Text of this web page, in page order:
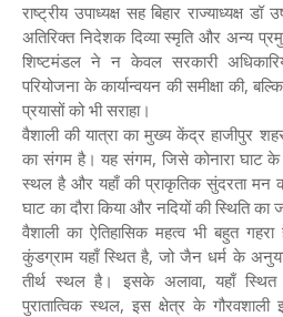
राष्ट्रीय उपाध्यक्ष सह बिहार राज्याध्यक्ष
अतिरिक्त निदेशक दिव्या स्मृति और अन्य
शिष्टमंडल ने न केवल सरकारी
परियोजना के कार्यान्वयन की समीक्षा की,
प्रयासों को भी सराहा।
वैशाली की यात्रा का मुख्य केंद्र हाजीपुर
का संगम है। यह संगम, जिसे कोनारा घाट के
स्थल है और यहाँ की प्राकृतिक सुंदरता मन
घाट का दौरा किया और नदियों की स्थिति का
वैशाली का ऐतिहासिक महत्व भी बहुत
कुंडग्राम यहाँ स्थित है, जो जैन धर्म के
तीर्थ स्थल है। इसके अलावा, यहाँ
पुरातात्विक स्थल, इस क्षेत्र के गौरवशाली